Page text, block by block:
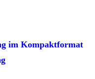
im Kompaktformat